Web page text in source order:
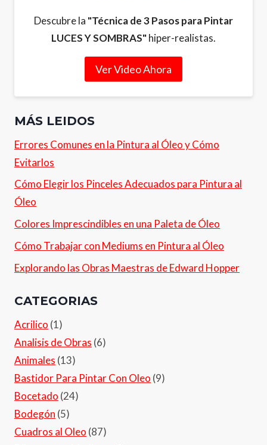
Descubre la "Técnica de 3 Pasos para Pintar
LUCES Y SOMBRAS"hiper-realistas.
Ver Video Ahora
MÁS LEIDOS
Errores Comunes en la Pintura al Óleo y Cómo
Evitarlos
Cómo Elegir los Pinceles Adecuados para Pintura al
Óleo
Colores Imprescindibles en una Paleta de Óleo
Cómo Trabajar con Mediums en Pintura al Óleo
Explorando las Obras Maestras de Edward Hopper
CATEGORIAS
Acrilico (1)
Analisis de Obras (6)
Animales (13)
Bastidor Para Pintar Con Oleo (9)
Bocetado (24)
Bodegón (5)
Cuadros al Oleo (87)